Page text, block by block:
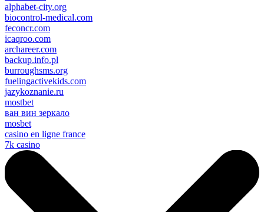
alphabet-city.org
biocontrol-medical.com
feconcr.com
icaqroo.com
archareer.com
backup.info.pl
burroughsms.org
fuelingactivekids.com
jazykoznanie.ru
mostbet
ван вин зеркало
mosbet
casino en ligne france
7k casino